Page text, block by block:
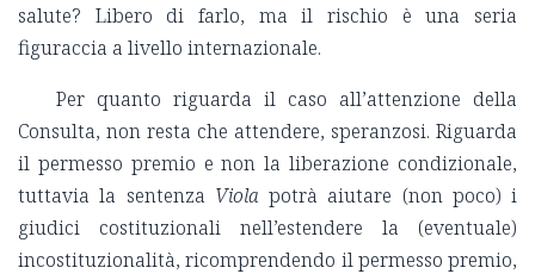
salute? Libero di farlo, ma il rischio è una seria
figuraccia a livello internazionale.
Per quanto riguarda il caso all’attenzione della
Consulta, non resta che attendere, speranzosi. Riguarda
il permesso premio e non la liberazione condizionale,
tuttavia la sentenza Violapotrà aiutare (non poco) i
giudici costituzionali nell’estendere la (eventuale)
incostituzionalità, ricomprendendo il permesso premio,